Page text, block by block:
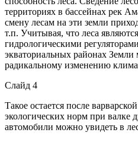
территориях в бассейнах рек
смену лесам на эти земли
т.п. Учитывая, что леса
гидрологическими
экваториальных районах Земли
радикальному изменению
Слайд 4
Такое остается после
экологических норм при валке
автомобили можно увидеть в